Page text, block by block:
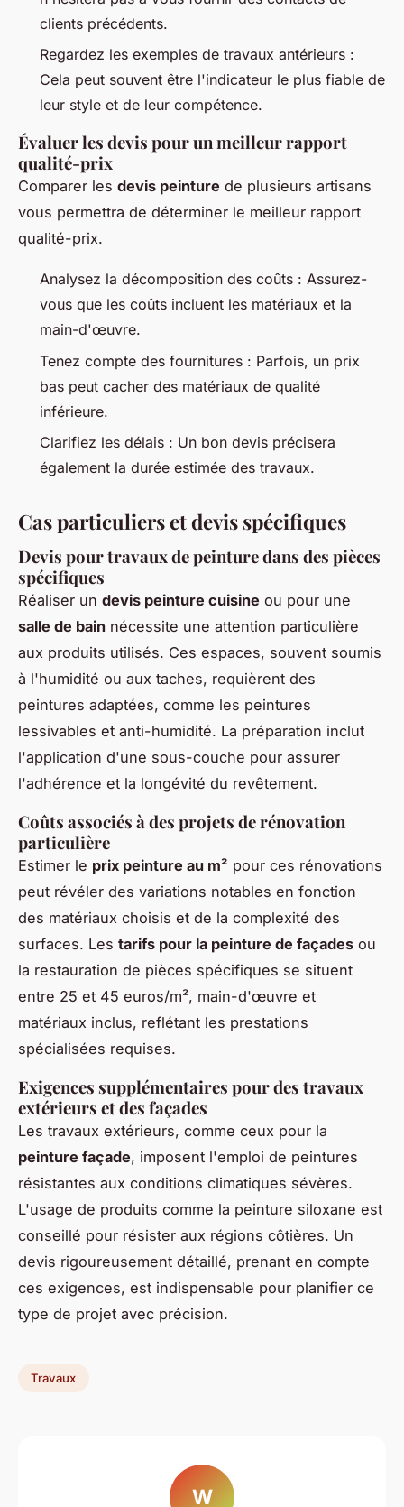
clients précédents.
Regardez les exemples de travaux antérieurs :
Cela peut souvent être l'indicateur le plus fiable de
leur style et de leur compétence.
Évaluer les devis pour un meilleur rapport
qualité-prix
Comparer les devis peinture de plusieurs artisans
vous permettra de déterminer le meilleur rapport
qualité-prix.
Analysez la décomposition des coûts : Assurez-
vous que les coûts incluent les matériaux et la
main-d'œuvre.
Tenez compte des fournitures : Parfois, un prix
bas peut cacher des matériaux de qualité
inférieure.
Clarifiez les délais : Un bon devis précisera
également la durée estimée des travaux.
Cas particuliers et devis spécifiques
Devis pour travaux de peinture dans des pièces
spécifiques
Réaliser un devis peinture cuisine ou pour une
salle de bain nécessite une attention particulière
aux produits utilisés. Ces espaces, souvent soumis
à l'humidité ou aux taches, requièrent des
peintures adaptées, comme les peintures
lessivables et anti-humidité. La préparation inclut
l'application d'une sous-couche pour assurer
l'adhérence et la longévité du revêtement.
Coûts associés à des projets de rénovation
particulière
Estimer le prix peinture au m² pour ces rénovations
peut révéler des variations notables en fonction
des matériaux choisis et de la complexité des
surfaces. Les tarifs pour la peinture de façades ou
la restauration de pièces spécifiques se situent
entre 25 et 45 euros/m², main-d'œuvre et
matériaux inclus, reflétant les prestations
spécialisées requises.
Exigences supplémentaires pour des travaux
extérieurs et des façades
Les travaux extérieurs, comme ceux pour la
peinture façade, imposent l'emploi de peintures
résistantes aux conditions climatiques sévères.
L'usage de produits comme la peinture siloxane est
conseillé pour résister aux régions côtières. Un
devis rigoureusement détaillé, prenant en compte
ces exigences, est indispensable pour planifier ce
type de projet avec précision.
Travaux
W